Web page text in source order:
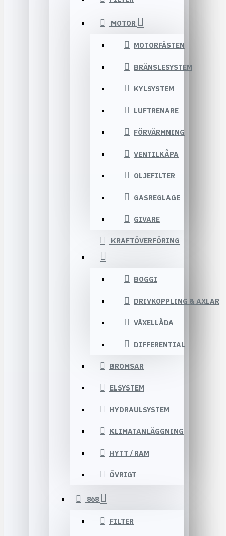
MOTOR
MOTORFÄSTEN
BRÄNSLESYSTEM
KYLSYSTEM
LUFTRENARE
FÖRVÄRMNING
VENTILKÅPA
OLJEFILTER
GASREGLAGE
GIVARE
KRAFTÖVERFÖRING
BOGGI
DRIVKOPPLING & AXLAR
VÄXELLÅDA
DIFFERENTIAL
BROMSAR
ELSYSTEM
HYDRAULSYSTEM
KLIMATANLÄGGNING
HYTT / RAM
ÖVRIGT
868
FILTER